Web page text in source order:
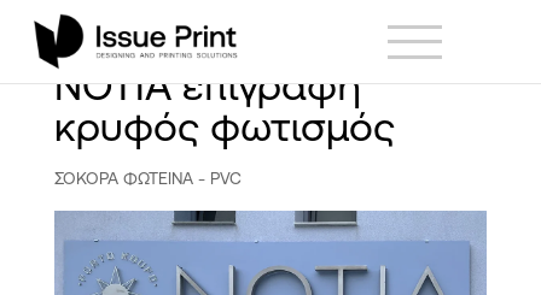
ΝΟΤΙΑ επιγραφή
κρυφός φωτισμός
ΣΟΚΟΡΑ ΦΩΤΕΙΝΑ - PVC